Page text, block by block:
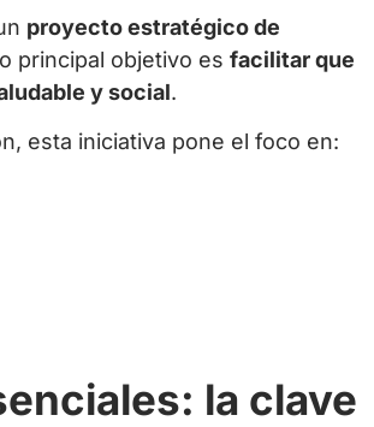
proyecto estratégico de
principal objetivo es facilitar que
y social.
esta iniciativa pone el foco en:
la clave